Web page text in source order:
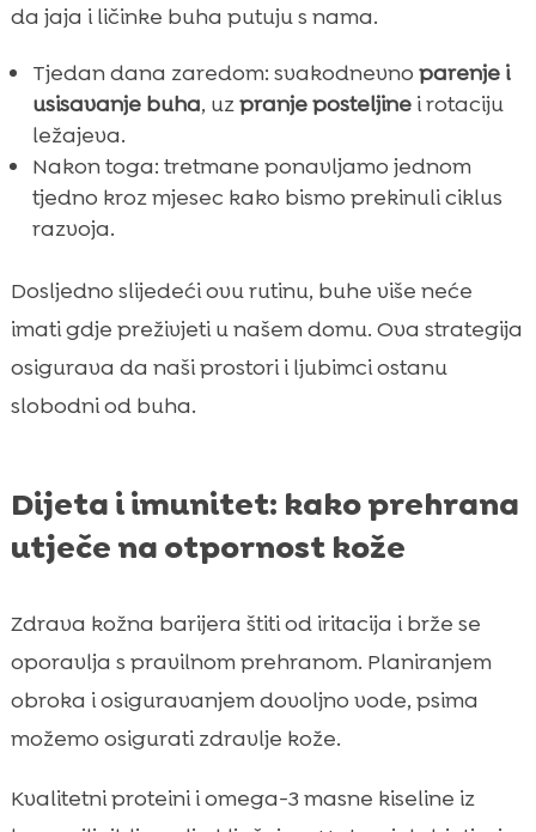
da jaja i ličinke buha putuju s nama.
Tjedan dana zaredom: svakodnevno parenje i
usisavanje buha, uzpranje posteljinei rotaciju
ležajeva.
Nakon toga: tretmane ponavljamo jednom
tjedno kroz mjesec kako bismo prekinuli ciklus
razvoja.
Dosljedno slijedeći ovu rutinu, buhe više neće
imati gdje preživjeti u našem domu. Ova strategija
osigurava da naši prostori i ljubimci ostanu
slobodni od buha.
Dijeta i imunitet: kako prehrana
utječe na otpornost kože
Zdrava kožna barijera štiti od iritacija i brže se
oporavlja s pravilnom prehranom. Planiranjem
obroka i osiguravanjem dovoljno vode, psima
možemo osigurati zdravlje kože.
Kvalitetni proteini i omega-3 masne kiseline iz